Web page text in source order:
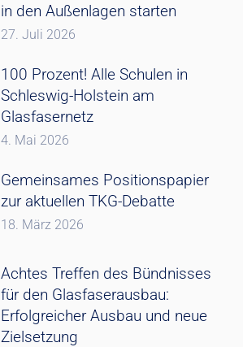
in den Außenlagen starten
27. Juli 2026
100 Prozent! Alle Schulen in
Schleswig-Holstein am
Glasfasernetz
4. Mai 2026
Gemeinsames Positionspapier
zur aktuellen TKG-Debatte
18. März 2026
Achtes Treffen des Bündnisses
für den Glasfaserausbau:
Erfolgreicher Ausbau und neue
Zielsetzung